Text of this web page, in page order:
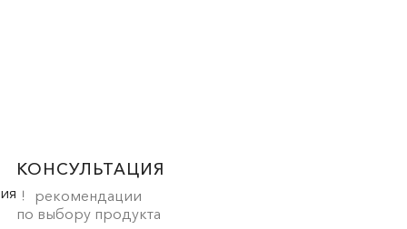
КОНСУЛЬТАЦИЯ
рекомендации
по выбору продукта